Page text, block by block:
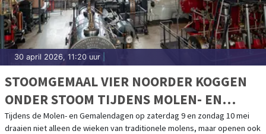
30 april 2026, 11:20 uur
STOOMGEMAAL VIER NOORDER KOGGEN
ONDER STOOM TIJDENS MOLEN- EN
GEMALENDAGEN
Tijdens de Molen- en Gemalendagen op zaterdag 9 en zondag 10 mei
draaien niet alleen de wieken van traditionele molens, maar openen ook